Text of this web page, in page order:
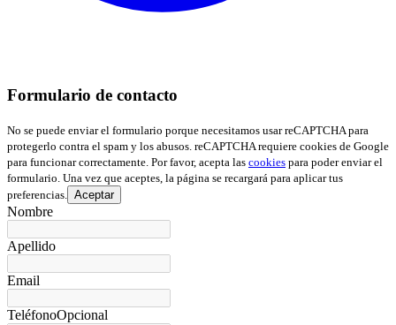
Formulario de contacto
No se puede enviar el formulario porque necesitamos usar reCAPTCHA para
protegerlo contra el spam y los abusos. reCAPTCHA requiere cookies de Google
para funcionar correctamente. Por favor, acepta las cookies para poder enviar el
formulario. Una vez que aceptes, la página se recargará para aplicar tus
preferencias. Aceptar
Nombre
Apellido
Email
TeléfonoOpcional